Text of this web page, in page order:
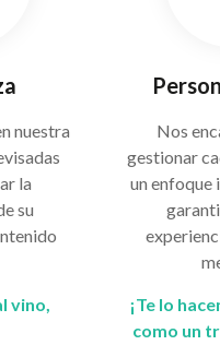
nuestra
la
su
vino,
Nos
gestionar
un enfoque
¡Te lo
como un